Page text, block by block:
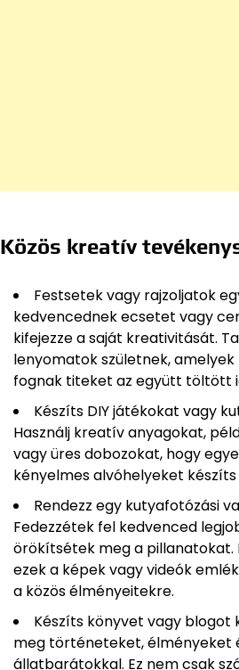
Közös kreatív
Festsetek vagy rajzoljatok
kedvencednek ecsetet vagy
kifejezze a saját kreativitását.
lenyomatok születnek,
fognak titeket az együtt töltött
Készíts DIY játékokat vagy
Használj kreatív anyagokat,
vagy üres dobozokat, hogy
kényelmes alvóhelyeket
Rendezz egy kutyafotózási
Fedezzétek fel kedvenced
örökítsétek meg a pillanatokat.
ezek a képek vagy videók
a közös élményeitekre.
Készíts könyvet vagy blogot
meg történeteket, élményeket
állatbarátokkal. Ez nem csak